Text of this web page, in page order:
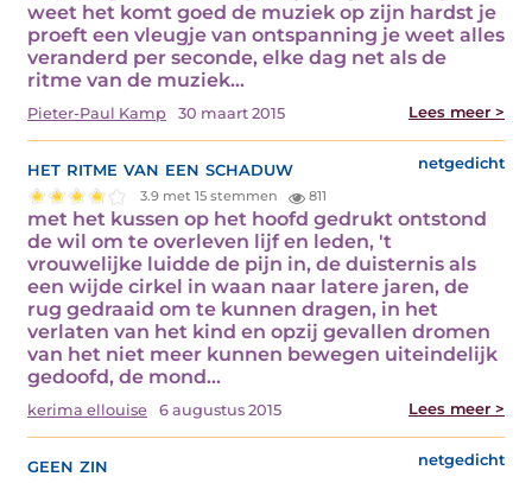
weet het komt goed de muziek op zijn hardst je
proeft een vleugje van ontspanning je weet alles
veranderd per seconde, elke dag net als de
ritme van de muziek…
Pieter-Paul Kamp 30 maart 2015 Lees meer >
het ritme van een schaduw netgedicht
3.9 met 15 stemmen 811
met het kussen op het hoofd gedrukt ontstond
de wil om te overleven lijf en leden, 't
vrouwelijke luidde de pijn in, de duisternis als
een wijde cirkel in waan naar latere jaren, de
rug gedraaid om te kunnen dragen, in het
verlaten van het kind en opzij gevallen dromen
van het niet meer kunnen bewegen uiteindelijk
gedoofd, de mond…
kerima ellouise 6 augustus 2015 Lees meer >
geen zin netgedicht